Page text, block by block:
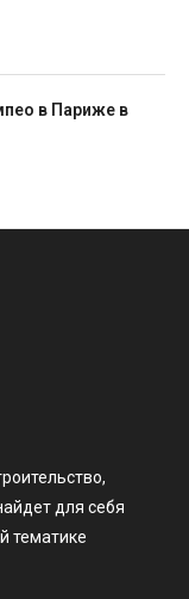
в Париже в
для себя
тематике